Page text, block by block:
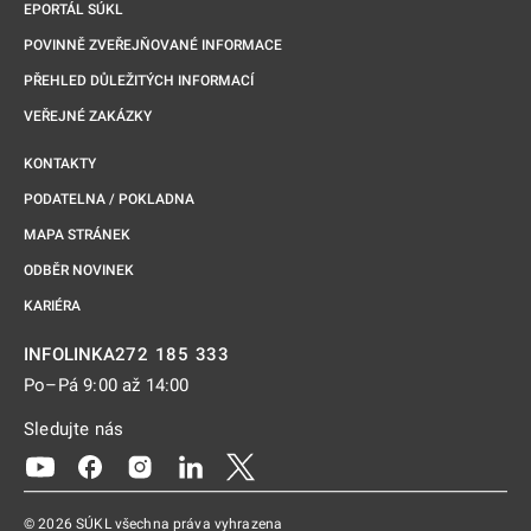
EPORTÁL SÚKL
POVINNĚ ZVEŘEJŇOVANÉ INFORMACE
PŘEHLED DŮLEŽITÝCH INFORMACÍ
VEŘEJNÉ ZAKÁZKY
KONTAKTY
PODATELNA / POKLADNA
MAPA STRÁNEK
ODBĚR NOVINEK
KARIÉRA
INFOLINKA272 185 333
Po–Pá 9:00 až 14:00
Sledujte nás
Odkaz se otevře na nové kartě
Odkaz se otevře na nové kartě
Odkaz se otevře na nové kartě
Odkaz se otevře na nové kartě
© 2026 SÚKL všechna práva vyhrazena